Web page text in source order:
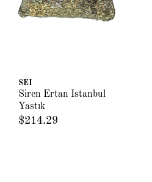
SEI
Siren Ertan Istanbul
Yastık
$214.29